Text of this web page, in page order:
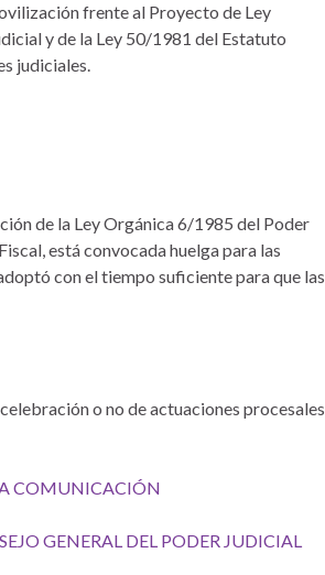
frente al Proyecto de Ley
y de la Ley 50/1981 del Estatuto
judiciales.
de la Ley Orgánica 6/1985 del Poder
está convocada huelga para las
con el tiempo suficiente para que las
o no de actuaciones procesales
COMUNICACIÓN
GENERAL DEL PODER JUDICIAL